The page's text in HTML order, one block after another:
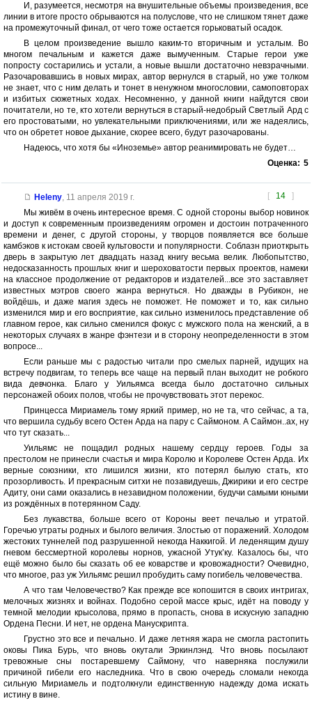
И, разумеется, несмотря на внушительные объемы произведения, все
линии в итоге просто обрываются на полуслове, что не слишком тянет даже
на промежуточный финал, от чего тоже остается горьковатый осадок.
В целом произведение вышло каким-то вторичным и усталым. Во
многом печальным и кажется даже вымученным. Старые герои уже
попросту состарились и устали, а новые вышли достаточно невзрачными.
Разочаровавшись в новых мирах, автор вернулся в старый, но уже толком
не знает, что с ним делать и тонет в ненужном многословии, самоповторах
и избитых сюжетных ходах. Несомненно, у данной книги найдутся свои
почитатели, но те, кто хотели вернуться в старый-недобрый Светлый Ард с
его простоватыми, но увлекательными приключениями, или же надеялись,
что он обретет новое дыхание, скорее всего, будут разочарованы.
Надеюсь, что хотя бы «Иноземье» автор реанимировать не будет…
Оценка: 5
[ 14 ]
Heleny, 11 апреля 2019 г.
Мы живём в очень интересное время. С одной стороны выбор новинок
и доступ к современным произведениям огромен и достоин потраченного
времени и денег, с другой стороны, у творцов появляется все больше
камбэков к истокам своей культовости и популярности. Соблазн приоткрыть
дверь в закрытую лет двадцать назад книгу весьма велик. Любопытство,
недосказанность прошлых книг и шероховатости первых проектов, намеки
на классное продолжение от редакторов и издателей...все это заставляет
известных мэтров своего жанра вернуться. Но дважды в Рубикон, не
войдёшь, и даже магия здесь не поможет. Не поможет и то, как сильно
изменился мир и его восприятие, как сильно изменилось представление об
главном герое, как сильно сменился фокус с мужского пола на женский, а в
некоторых случаях в жанре фэнтези и в сторону неопределенности в этом
вопросе...
Если раньше мы с радостью читали про смелых парней, идущих на
встречу подвигам, то теперь все чаще на первый план выходит не робкого
вида девчонка. Благо у Уильямса всегда было достаточно сильных
персонажей обоих полов, чтобы не прочувствовать этот перекос.
Принцесса Мириамель тому яркий пример, но не та, что сейчас, а та,
что вершила судьбу всего Остен Арда на пару с Саймоном. А Саймон..ах, ну
что тут сказать...
Уильямс не пощадил родных нашему сердцу героев. Годы за
престолом не принесли счастья и мира Королю и Королеве Остен Арда. Их
верные союзники, кто лишился жизни, кто потерял былую стать, кто
прозорливость. И прекрасным ситхи не позавидуешь, Джирики и его сестре
Адиту, они сами оказались в незавидном положении, будучи самыми юными
из рождённых в потерянном Саду.
Без лукавства, больше всего от Короны веет печалью и утратой.
Горечью утраты родных и былого величия. Злостью от поражений. Холодом
жестоких туннелей под разрушенной некогда Наккигой. И леденящим душу
гневом бессмертной королевы норнов, ужасной Утук’ку. Казалось бы, что
ещё можно было бы сказать об ее коварстве и кровожадности? Очевидно,
что многое, раз уж Уильямс решил пробудить саму погибель человечества.
А что там Человечество? Как прежде все копошится в своих интригах,
мелочных жизнях и войнах. Подобно серой массе крыс, идёт на поводу у
темной мелодии крысолова, прямо в пропасть, снова в искусную западню
Ордена Песни. И нет, не ордена Манускрипта.
Грустно это все и печально. И даже летняя жара не смогла растопить
оковы Пика Бурь, что вновь окутали Эркинлэнд. Что вновь посылают
тревожные сны постаревшему Саймону, что наверняка послужили
причиной гибели его наследника. Что в свою очередь сломали некогда
сильную Мириамель и подтолкнули единственную надежду дома искать
истину в вине.